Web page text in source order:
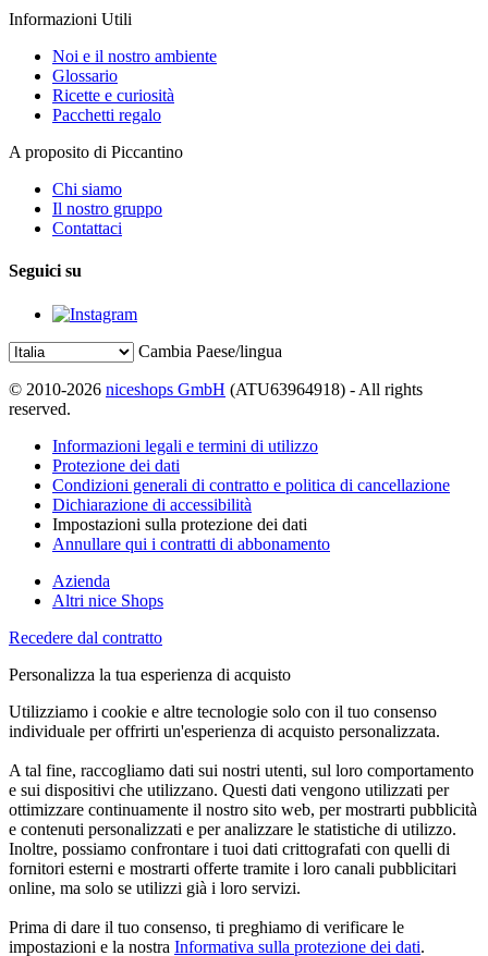
Informazioni Utili
Noi e il nostro ambiente
Glossario
Ricette e curiosità
Pacchetti regalo
A proposito di Piccantino
Chi siamo
Il nostro gruppo
Contattaci
Seguici su
Cambia Paese/lingua
© 2010-2026 niceshops GmbH (ATU63964918) - All rights
reserved.
Informazioni legali e termini di utilizzo
Protezione dei dati
Condizioni generali di contratto e politica di cancellazione
Dichiarazione di accessibilità
Impostazioni sulla protezione dei dati
Annullare qui i contratti di abbonamento
Azienda
Altri nice Shops
Recedere dal contratto
Personalizza la tua esperienza di acquisto
Utilizziamo i cookie e altre tecnologie solo con il tuo consenso
individuale per offrirti un'esperienza di acquisto personalizzata.
A tal fine, raccogliamo dati sui nostri utenti, sul loro comportamento
e sui dispositivi che utilizzano. Questi dati vengono utilizzati per
ottimizzare continuamente il nostro sito web, per mostrarti pubblicità
e contenuti personalizzati e per analizzare le statistiche di utilizzo.
Inoltre, possiamo confrontare i tuoi dati crittografati con quelli di
fornitori esterni e mostrarti offerte tramite i loro canali pubblicitari
online, ma solo se utilizzi già i loro servizi.
Prima di dare il tuo consenso, ti preghiamo di verificare le
impostazioni e la nostra Informativa sulla protezione dei dati.